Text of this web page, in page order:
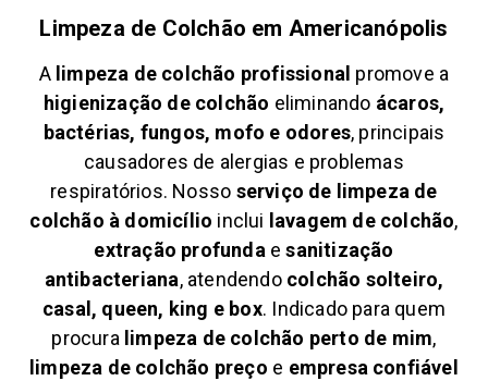
Limpeza de Colchão em Americanópolis
A limpeza de colchão profissional promove a
higienização de colchão eliminando ácaros,
bactérias, fungos, mofo e odores, principais
causadores de alergias e problemas
respiratórios. Nosso serviço de limpeza de
colchão à domicílio inclui lavagem de colchão,
extração profunda esanitização
antibacteriana, atendendo colchão solteiro,
casal, queen, king e box. Indicado para quem
procura limpeza de colchão perto de mim,
limpeza de colchão preço e empresa confiável